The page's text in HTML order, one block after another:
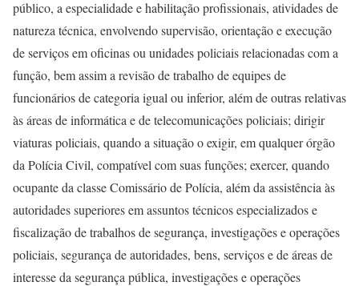
público, a especialidade e habilitação profissionais, atividades de
natureza técnica, envolvendo supervisão, orientação e execução
de serviços em oficinas ou unidades policiais relacionadas com a
função, bem assim a revisão de trabalho de equipes de
funcionários de categoria igual ou inferior, além de outras relativas
às áreas de informática e de telecomunicações policiais; dirigir
viaturas policiais, quando a situação o exigir, em qualquer órgão
da Polícia Civil, compatível com suas funções; exercer, quando
ocupante da classe Comissário de Polícia, além da assistência às
autoridades superiores em assuntos técnicos especializados e
fiscalização de trabalhos de segurança, investigações e operações
policiais, segurança de autoridades, bens, serviços e de áreas de
interesse da segurança pública, investigações e operações